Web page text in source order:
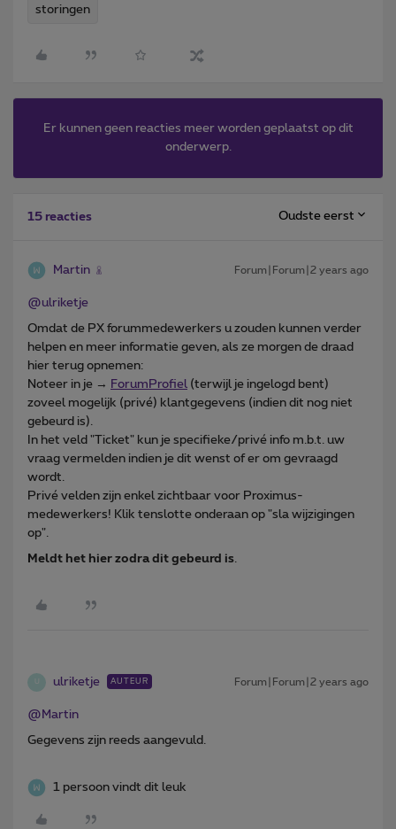
storingen
Er kunnen geen reacties meer worden geplaatst op dit
onderwerp.
15 reacties Oudste eerst
Martin Forum|Forum|2 years ago
@ulriketje
Omdat de PX forummedewerkers u zouden kunnen verder
helpen en meer informatie geven, als ze morgen de draad
hier terug opnemen:
Noteer in je → ForumProfiel (terwijl je ingelogd bent)
zoveel mogelijk (privé) klantgegevens (indien dit nog niet
gebeurd is).
In het veld "Ticket" kun je specifieke/privé info m.b.t. uw
vraag vermelden indien je dit wenst of er om gevraagd
wordt.
Privé velden zijn enkel zichtbaar voor Proximus-
medewerkers! Klik tenslotte onderaan op "sla wijzigingen
op".
Meldt het hier zodra dit gebeurd is
ulriketje AUTEUR Forum|Forum|2 years ago
@Martin
Gegevens zijn reeds aangevuld.
1 persoon vindt dit leuk